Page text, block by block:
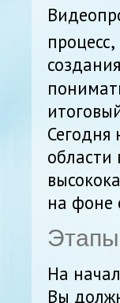
области
на фоне
На
Вы